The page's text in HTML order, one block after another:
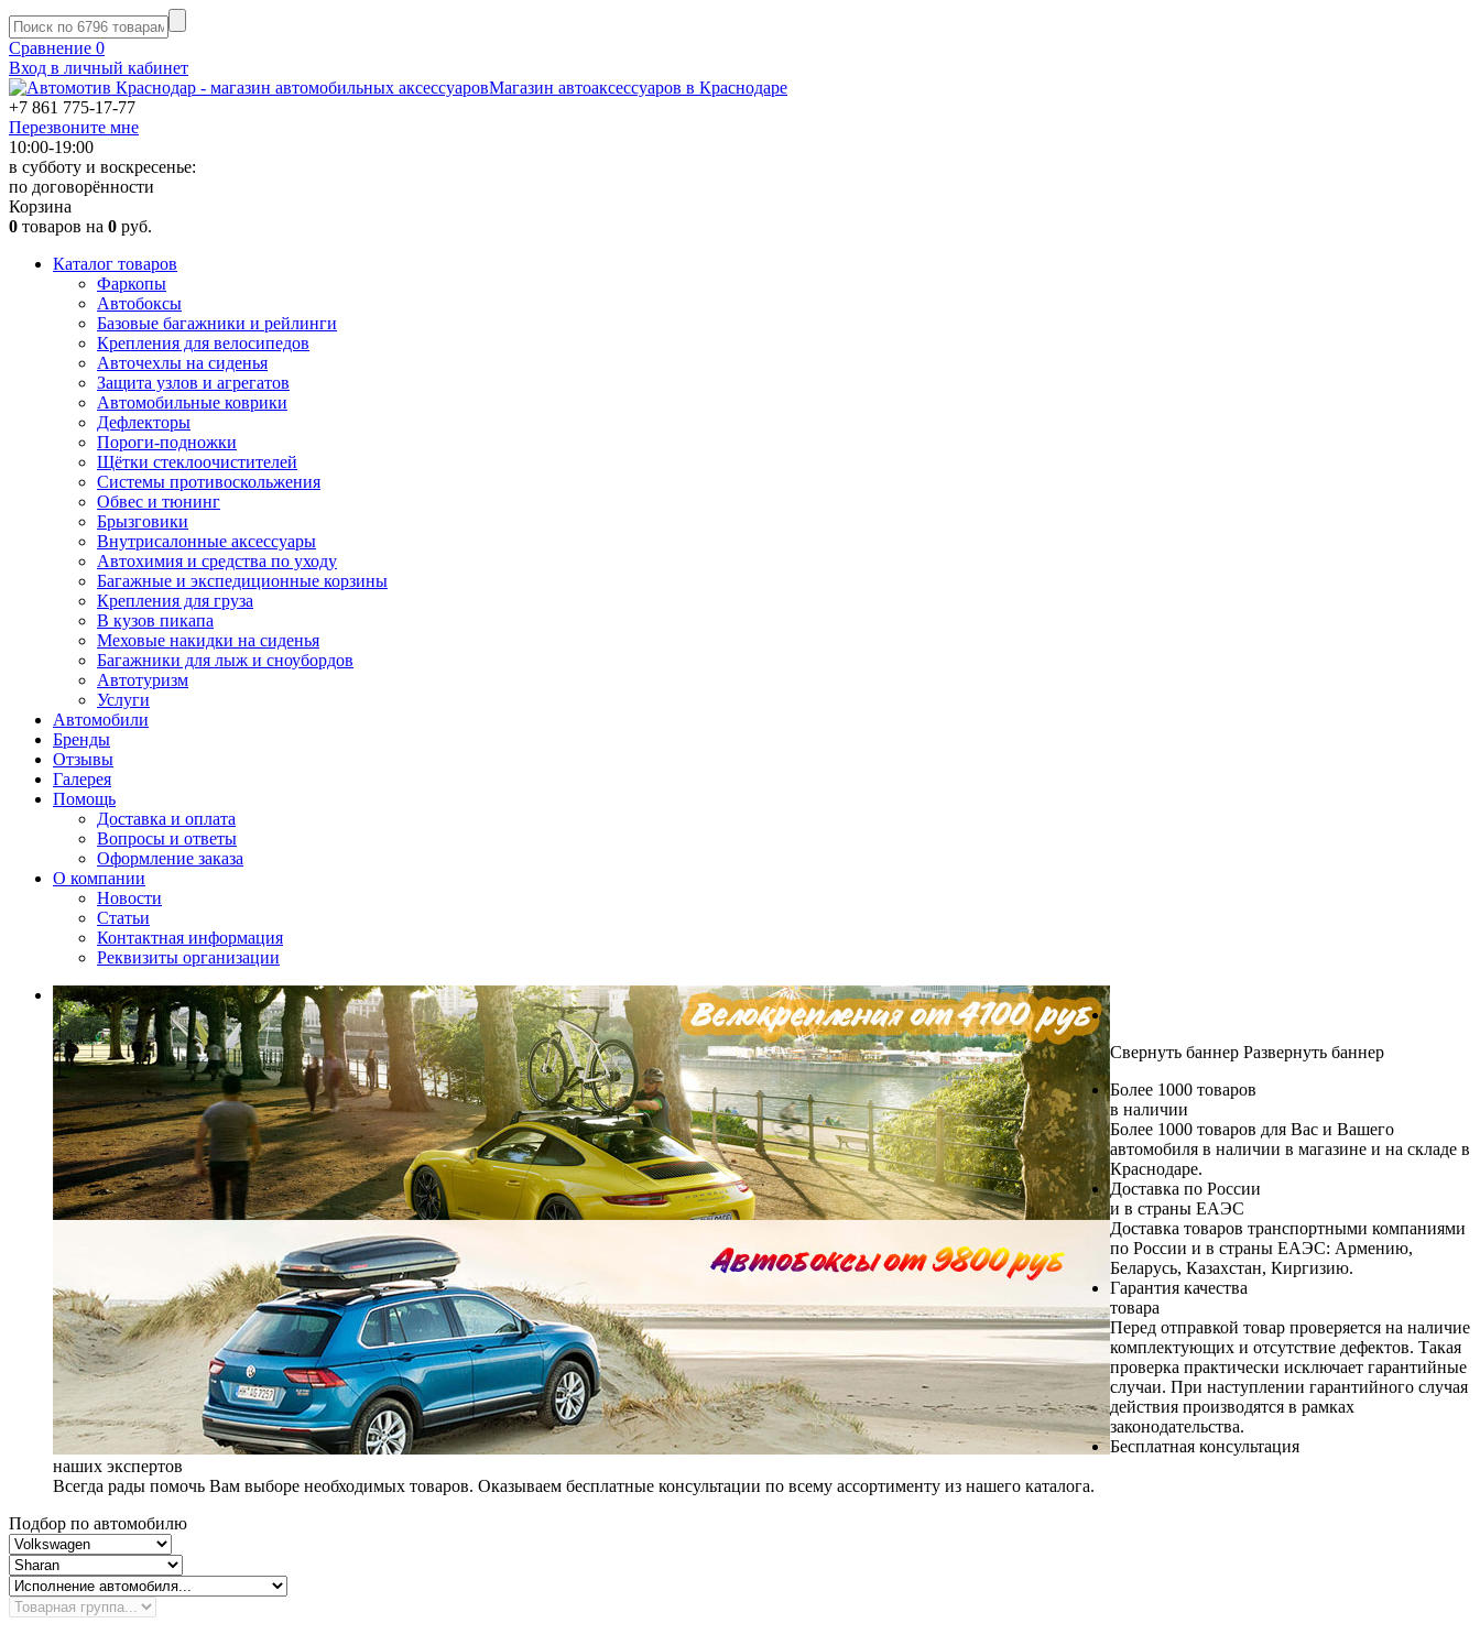
Сравнение 0
Вход в личный кабинет
Магазин автоаксессуаров в Краснодаре
+7 861 775-17-77
Перезвоните мне
10:00-19:00
в субботу и воскресенье:
по договорённости
Корзина
0 товаров на 0 руб.
Каталог товаров
Фаркопы
Автобоксы
Базовые багажники и рейлинги
Крепления для велосипедов
Авточехлы на сиденья
Защита узлов и агрегатов
Автомобильные коврики
Дефлекторы
Пороги-подножки
Щётки стеклоочистителей
Системы противоскольжения
Обвес и тюнинг
Брызговики
Внутрисалонные аксессуары
Автохимия и средства по уходу
Багажные и экспедиционные корзины
Крепления для груза
В кузов пикапа
Меховые накидки на сиденья
Багажники для лыж и сноубордов
Автотуризм
Услуги
Автомобили
Бренды
Отзывы
Галерея
Помощь
Доставка и оплата
Вопросы и ответы
Оформление заказа
О компании
Новости
Статьи
Контактная информация
Реквизиты организации
Свернуть баннер Развернуть баннер
Более 1000 товаров
в наличии
Более 1000 товаров для Вас и Вашего
автомобиля в наличии в магазине и на складе в
Краснодаре.
Доставка по России
и в страны ЕАЭС
Доставка товаров транспортными компаниями
по России и в страны ЕАЭС: Армению,
Беларусь, Казахстан, Киргизию.
Гарантия качества
товара
Перед отправкой товар проверяется на наличие
комплектующих и отсутствие дефектов. Такая
проверка практически исключает гарантийные
случаи. При наступлении гарантийного случая
действия производятся в рамках
законодательства.
Бесплатная консультация
наших экспертов
Всегда рады помочь Вам выборе необходимых товаров. Оказываем бесплатные консультации по всему ассортименту из нашего каталога.
Подбор по автомобилю